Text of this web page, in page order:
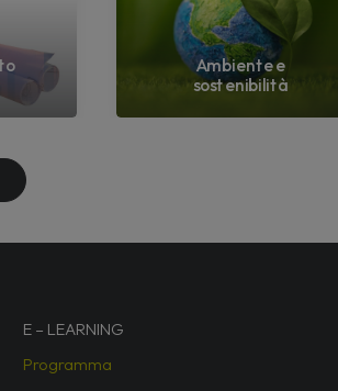
Ambiente e
sostenibilità
E – LEARNING
Programma